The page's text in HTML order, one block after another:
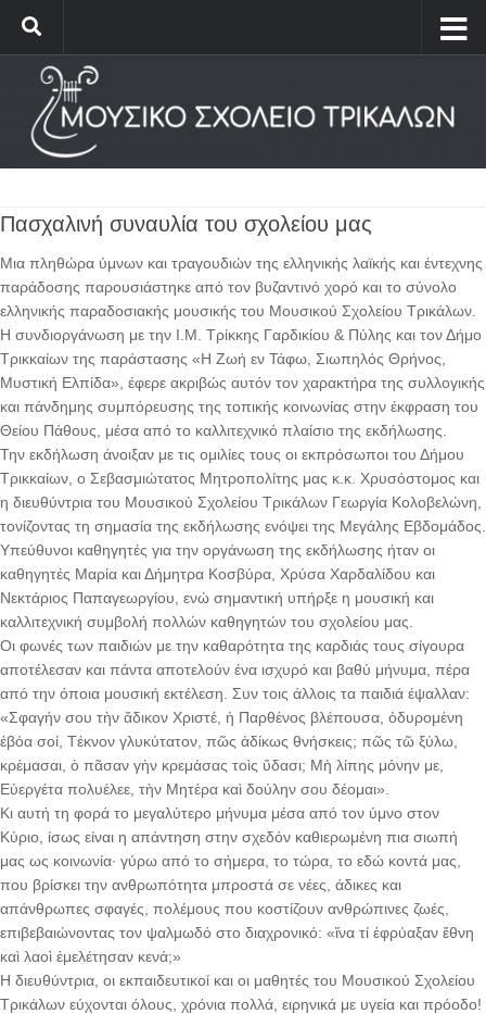
Πασχαλινή συναυλία του σχολείου μας
Μια πληθώρα ύμνων και τραγουδιών της ελληνικής λαϊκής και έντεχνης
παράδοσης παρουσιάστηκε από τον βυζαντινό χορό και το σύνολο
ελληνικής παραδοσιακής μουσικής του Μουσικού Σχολείου Τρικάλων.
Η συνδιοργάνωση με την Ι.Μ. Τρίκκης Γαρδικίου & Πύλης και τον Δήμο
Τρικκαίων της παράστασης «Η Ζωή εν Τάφω, Σιωπηλός Θρήνος,
Μυστική Ελπίδα», έφερε ακριβώς αυτόν τον χαρακτήρα της συλλογικής
και πάνδημης συμπόρευσης της τοπικής κοινωνίας στην έκφραση του
Θείου Πάθους, μέσα από το καλλιτεχνικό πλαίσιο της εκδήλωσης.
Την εκδήλωση άνοιξαν με τις ομιλίες τους οι εκπρόσωποι του Δήμου
Τρικκαίων, ο Σεβασμιώτατος Μητροπολίτης μας κ.κ. Χρυσόστομος και
η διευθύντρια του Μουσικού Σχολείου Τρικάλων Γεωργία Κολοβελώνη,
τονίζοντας τη σημασία της εκδήλωσης ενόψει της Μεγάλης Εβδομάδος.
Υπεύθυνοι καθηγητές για την οργάνωση της εκδήλωσης ήταν οι
καθηγητές Μαρία και Δήμητρα Κοσβύρα, Χρύσα Χαρδαλίδου και
Νεκτάριος Παπαγεωργίου, ενώ σημαντική υπήρξε η μουσική και
καλλιτεχνική συμβολή πολλών καθηγητών του σχολείου μας.
Οι φωνές των παιδιών με την καθαρότητα της καρδιάς τους σίγουρα
αποτέλεσαν και πάντα αποτελούν ένα ισχυρό και βαθύ μήνυμα, πέρα
από την όποια μουσική εκτέλεση. Συν τοις άλλοις τα παιδιά έψαλλαν:
«Σφαγήν σου τὴν ἄδικον Χριστέ, ἡ Παρθένος βλέπουσα, ὀδυρομένη
ἐβόα σοί, Τέκνον γλυκύτατον, πῶς ἀδίκως θνήσκεις; πῶς τῶ ξύλω,
κρέμασαι, ὁ πᾶσαν γὴν κρεμάσας τοὶς ὕδασι; Μὴ λίπης μόνην με,
Εὐεργέτα πολυέλεε, τὴν Μητέρα καὶ δούλην σου δέομαι».
Κι αυτή τη φορά το μεγαλύτερο μήνυμα μέσα από τον ύμνο στον
Κύριο, ίσως είναι η απάντηση στην σχεδόν καθιερωμένη πια σιωπή
μας ως κοινωνία∙ γύρω από το σήμερα, το τώρα, το εδώ κοντά μας,
που βρίσκει την ανθρωπότητα μπροστά σε νέες, άδικες και
απάνθρωπες σφαγές, πολέμους που κοστίζουν ανθρώπινες ζωές,
επιβεβαιώνοντας τον ψαλμωδό στο διαχρονικό: «ἵνα τί ἐφρύαξαν ἔθνη
καὶ λαοὶ ἐμελέτησαν κενά;»
Η διευθύντρια, οι εκπαιδευτικοί και οι μαθητές του Μουσικού Σχολείου
Τρικάλων εύχονται όλους, χρόνια πολλά, ειρηνικά με υγεία και πρόοδο!